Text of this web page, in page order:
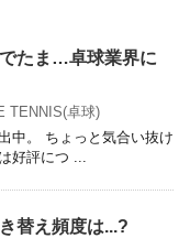
たま…卓球業界に
TENNIS(卓球)
中。 ちょっと気合い抜け
好評につ ...
替え頻度は...?